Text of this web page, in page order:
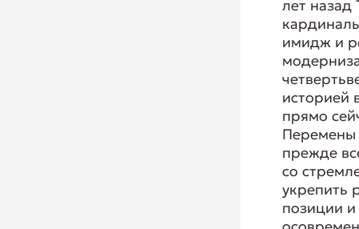
лет назад
имидж и
историей
прямо
Перемены
прежде
со
укрепить
позиции и